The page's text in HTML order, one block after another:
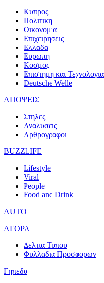
Κυπρος
Πολιτικη
Οικονομια
Επιχειρησεις
Ελλαδα
Ευρωπη
Κοσμος
Επιστημη και Τεχνολογια
Deutsche Welle
ΑΠΟΨΕΙΣ
Στηλες
Αναλυσεις
Αρθρογραφοι
BUZZLIFE
Lifestyle
Viral
People
Food and Drink
AUTO
ΑΓΟΡΑ
Δελτια Τυπου
Φυλλαδια Προσφορων
Γηπεδο